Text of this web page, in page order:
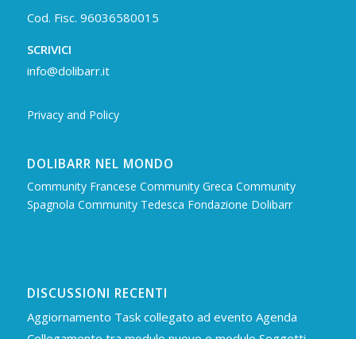
Cod. Fisc. 96036580015
SCRIVICI
info@dolibarr.it
Privacy and Policy
DOLIBARR NEL MONDO
Community Francese Community Greca Community
Spagnola Community Tedesca Fondazione Dolibarr
DISCUSSIONI RECENTI
Aggiornamento Task collegato ad evento Agenda